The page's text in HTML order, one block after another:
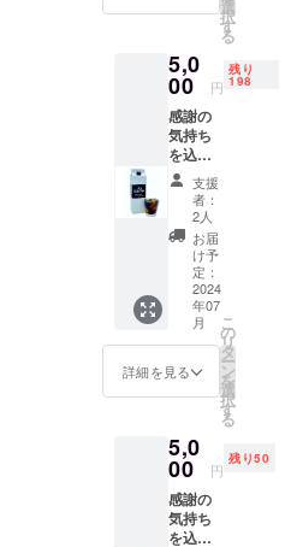
ダト
ダ、リ
コリス
・個
数：5個
・サイ
ズ：
7cm x 5
cm x 4
cm ・重
量：54
g x 5個
・保存
方法：
直射日
け、常
温で保
限：
2027年
3月 ・
原産
国 ：
ンシナ
モン) ・
料：セ
イロン
シナモ
ン ・個
数：１
個 ・サ
イズ：‎
5.5 cm
x 14 cm
x 8 cm
・重
量：‎‎40
g ・保
存方
け、常
温で保
存 ・賞
味期
限：
謝の気
持ちを
込め
て、お
礼の
メッ
セージ
をお送
りしま
す。
【ペー
パーレ
スコー
ヒード
リッ
パー】
・数
9.7cmx
7.8cmx
・重量 :
70g ・
素材：
選
択
す
る
5,0
00 円
残り
198
感謝の
気持ち
を込め
て、お
礼の
メッ
セージ
をお送
りしま
す。 セ
イロン
コー
ヒーの
【アイ
スコー
ご提供
しま
す。 ・
サイ
ズ：
23cmx
支援
者：
2人
お届
け予
定：
2024
年07
月
詳細を見る
こ
の
リ
タ
ー
ン
を
選
択
す
る
5,0
00 円
残り50
感謝の
気持ち
を込め